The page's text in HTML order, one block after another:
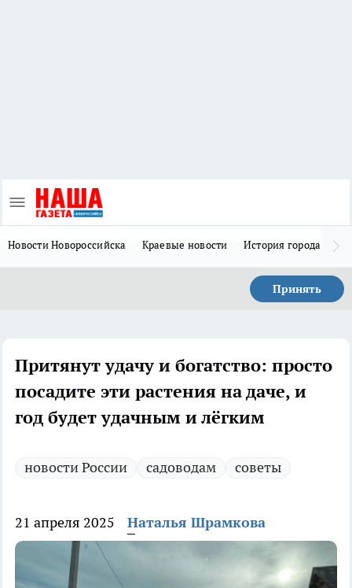
Новости Новороссийска Краевые новости История города Н
Принять
Притянут удачу и богатство: просто
посадите эти растения на даче, и
год будет удачным и лёгким
новости России садоводам советы
21 апреля 2025 Наталья Шрамкова